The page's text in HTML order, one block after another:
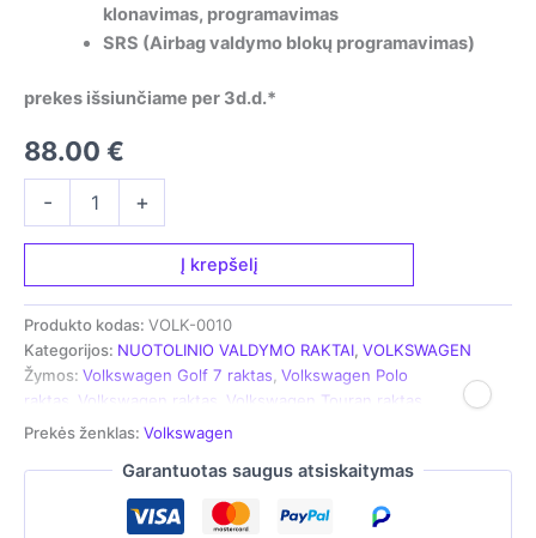
klonavimas, programavimas
SRS (Airbag valdymo blokų programavimas)
prekes išsiunčiame per 3d.d.*
88.00 €
-
raktas
-
skirtas
Volkswagen
Golf
7
|
|
+
Į krepšelį
Produkto kodas: VOLK-0010
Kategorijos: NUOTOLINIO VALDYMO RAKTAI, VOLKSWAGEN
Žymos: Volkswagen Golf 7 raktas, Volkswagen Polo
raktas
Volkswagen raktas
Volkswagen Touran raktas
Prekės ženklas: Volkswagen
Garantuotas saugus atsiskaitymas